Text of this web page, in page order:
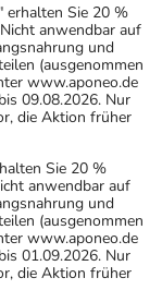
erhalten Sie 20 %
anwendbar auf
und
(ausgenommen
www.aponeo.de
09.08.2026. Nur
die Aktion früher
Sie 20 %
anwendbar auf
und
(ausgenommen
www.aponeo.de
01.09.2026. Nur
die Aktion früher